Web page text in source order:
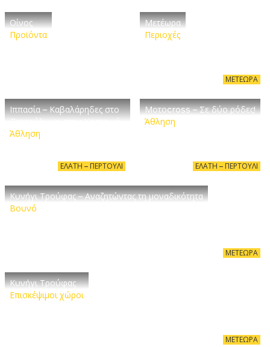
Οίνος
Προϊόντα
Μετέωρα
Περιοχές
ΜΕΤΈΩΡΑ
Ιππασία – Καβαλάρηδες στο
Άθληση
ΕΛΆΤΗ – ΠΕΡΤΟΎΛΙ
Μοτοcross – Σε δύο ρόδες!
Άθληση
ΕΛΆΤΗ – ΠΕΡΤΟΎΛΙ
Κυνήγι Τρούφας – Αναζητώντας τη μοναδικότητα
Βουνό
ΜΕΤΈΩΡΑ
Κυνήγι Τρούφας
Επισκέψιμοι χώροι
ΜΕΤΈΩΡΑ